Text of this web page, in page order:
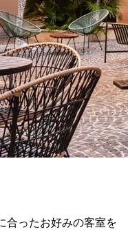
合ったお好みの客室を